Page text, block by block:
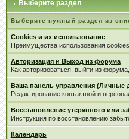
Выберите раздел
Выберите нужный раздел из
Cookies и их использование
Преимущества использования
Авторизация и Выход из форума
Как авторизоваться, выйти из
Ваша панель управления (Личные
Редактирование контактной и
Восстановление утерянного или
Инструкция по восстановлению
Календарь